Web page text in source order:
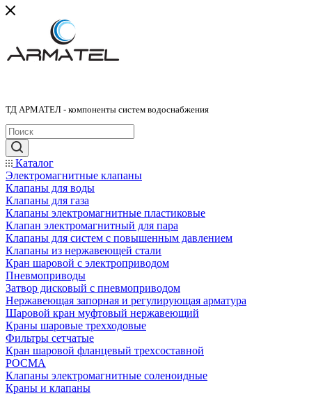
ТД АРМАТЕЛ - компоненты систем водоснабжения
Каталог
Электромагнитные клапаны
Клапаны для воды
Клапаны для газа
Клапаны электромагнитные пластиковые
Клапан электромагнитный для пара
Клапаны для систем с повышенным давлением
Клапаны из нержавеющей стали
Кран шаровой с электроприводом
Пневмоприводы
Затвор дисковый с пневмоприводом
Нержавеющая запорная и регулирующая арматура
Шаровой кран муфтовый нержавеющий
Краны шаровые трехходовые
Фильтры сетчатые
Кран шаровой фланцевый трехсоставной
РОСМА
Клапаны электромагнитные соленоидные
Краны и клапаны